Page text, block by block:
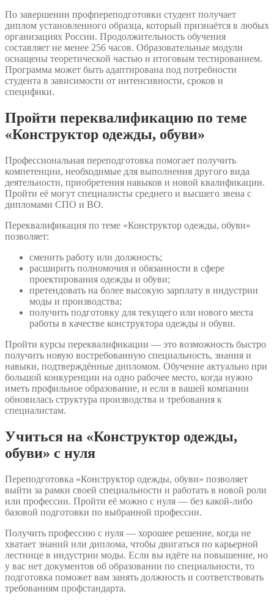
По завершении профпереподготовки студент получает
диплом установленного образца, который признаётся в любых
организациях России. Продолжительность обучения
составляет не менее 256 часов. Образовательные модули
оснащены теоретической частью и итоговым тестированием.
Программа может быть адаптирована под потребности
студента в зависимости от интенсивности, сроков и
специфики.
Пройти переквалификацию по теме
«Конструктор одежды, обуви»
Профессиональная переподготовка помогает получить
компетенции, необходимые для выполнения другого вида
деятельности, приобретения навыков и новой квалификации.
Пройти её могут специалисты среднего и высшего звена с
дипломами СПО и ВО.
Переквалификация по теме «Конструктор одежды, обуви»
позволяет:
сменить работу или должность;
расширить полномочия и обязанности в сфере
проектирования одежды и обуви;
претендовать на более высокую зарплату в индустрии
моды и производства;
получить подготовку для текущего или нового места
работы в качестве конструктора одежды и обуви.
Пройти курсы переквалификации — это возможность быстро
получить новую востребованную специальность, знания и
навыки, подтверждённые дипломом. Обучение актуально при
большой конкуренции на одно рабочее место, когда нужно
иметь профильное образование, и если в вашей компании
обновилась структура производства и требования к
специалистам.
Учиться на «Конструктор одежды,
обуви» с нуля
Переподготовка «Конструктор одежды, обуви» позволяет
выйти за рамки своей специальности и работать в новой роли
или профессии. Пройти её можно с нуля — без какой-либо
базовой подготовки по выбранной профессии.
Получить профессию с нуля — хорошее решение, когда не
хватает знаний или диплома, чтобы двигаться по карьерной
лестнице в индустрии моды. Если вы идёте на повышение, но
у вас нет документов об образовании по специальности, то
подготовка поможет вам занять должность и соответствовать
требованиям профстандарта.